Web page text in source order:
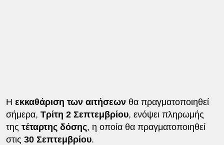
Η εκκαθάριση των αιτήσεωνθα πραγματοποιηθεί
σήμερα, Τρίτη 2 Σεπτεμβρίου, ενόψει πληρωμής
της τέταρτης δόσης, η οποία θα πραγματοποιηθεί
στις 30 Σεπτεμβρίου.